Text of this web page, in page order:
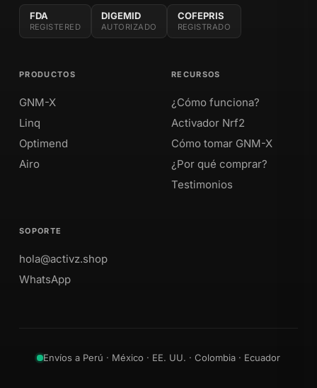
FDA
REGISTERED
DIGEMID
AUTORIZADO
COFEPRIS
REGISTRADO
PRODUCTOS
GNM-X
Linq
Optimend
Airo
RECURSOS
¿Cómo funciona?
Activador Nrf2
Cómo tomar GNM-X
¿Por qué comprar?
Testimonios
SOPORTE
hola@activz.shop
WhatsApp
Envíos a Perú · México · EE. UU. · Colombia · Ecuador